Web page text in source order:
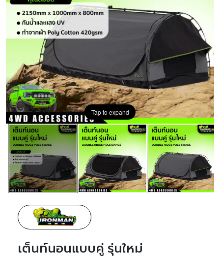
Tap to expand
เต็นท์นอนแบบคู่ รุ่นใหม่